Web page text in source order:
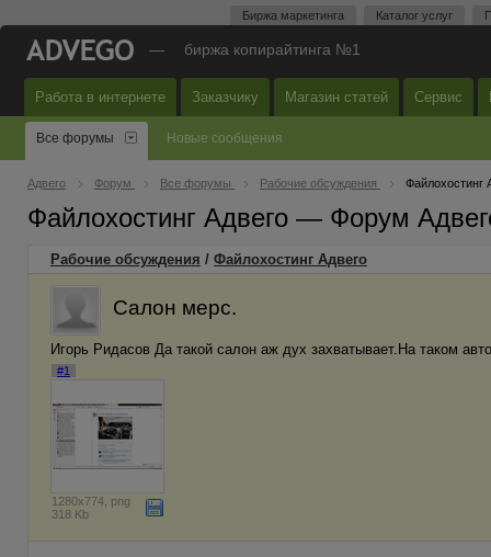
Биржа маркетинга Каталог услуг
— биржа копирайтинга №1
Работа в интернете Заказчику Магазин статей Сервис
Все форумы Новые сообщения
Адвего Форум Все форумы Рабочие обсуждения Файлохостинг
Файлохостинг Адвего — Форум
Рабочие обсуждения / Файлохостинг Адвего
Салон мерс.
Игорь Ридасов Да такой салон аж дух захватывает.На таком
#1
1280x774, png
318 Kb